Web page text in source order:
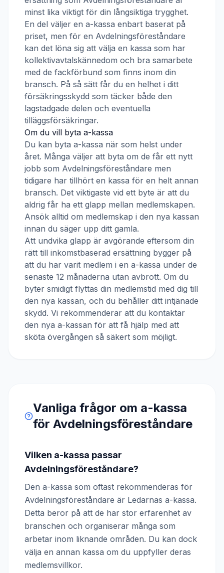
minst lika viktigt för din långsiktiga trygghet.
En del väljer en a-kassa enbart baserat på
priset, men för en Avdelningsföreståndare
kan det löna sig att välja en kassa som har
kollektivavtalskännedom och bra samarbete
med de fackförbund som finns inom din
bransch. På så sätt får du en helhet i ditt
försäkringsskydd som täcker både den
lagstadgade delen och eventuella
tilläggsförsäkringar.
Om du vill byta a-kassa
Du kan byta a-kassa när som helst under
året. Många väljer att byta om de får ett nytt
jobb som Avdelningsföreståndare men
tidigare har tillhört en kassa för en helt annan
bransch. Det viktigaste vid ett byte är att du
aldrig får ha ett glapp mellan medlemskapen.
Ansök alltid om medlemskap i den nya kassan
innan du säger upp ditt gamla.
Att undvika glapp är avgörande eftersom din
rätt till inkomstbaserad ersättning bygger på
att du har varit medlem i en a-kassa under de
senaste 12 månaderna utan avbrott. Om du
byter smidigt flyttas din medlemstid med dig till
den nya kassan, och du behåller ditt intjänade
skydd. Vi rekommenderar att du kontaktar
den nya a-kassan för att få hjälp med att
sköta övergången så säkert som möjligt.
Vanliga frågor om a-kassa
för Avdelningsföreståndare
Vilken a-kassa passar
Avdelningsföreståndare?
Den a-kassa som oftast rekommenderas för
Avdelningsföreståndare är Ledarnas a-kassa.
Detta beror på att de har stor erfarenhet av
branschen och organiserar många som
arbetar inom liknande områden. Du kan dock
välja en annan kassa om du uppfyller deras
medlemsvillkor.